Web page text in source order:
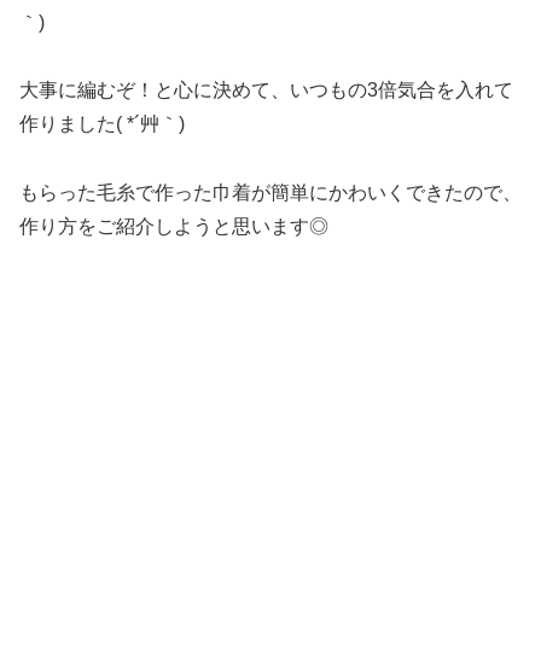
｀)
大事に編むぞ！と心に決めて、いつもの3倍気合を入れて
作りました( *´艸｀)
もらった毛糸で作った巾着が簡単にかわいくできたので、
作り方をご紹介しようと思います◎